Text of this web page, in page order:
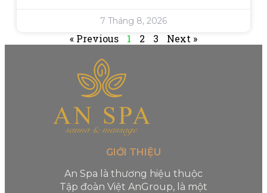
7 Tháng 8, 2026
« Previous 1 2 3 Next »
GIỚI THIỆU
An Spa là thương hiệu thuộc
Tập đoàn Việt AnGroup, là một